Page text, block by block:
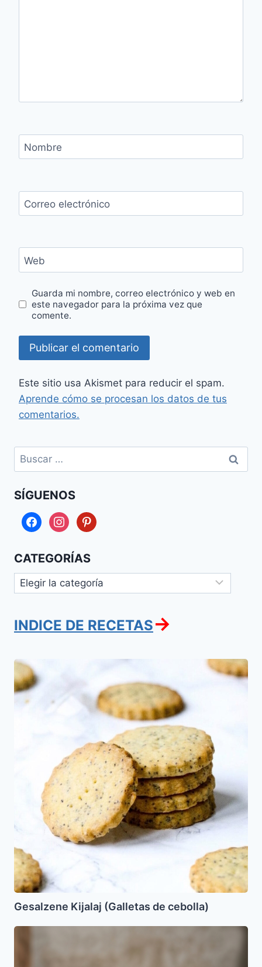
Nombre
Correo electrónico
Web
Guarda mi nombre, correo electrónico y web en
este navegador para la próxima vez que
comente.
Este sitio usa Akismet para reducir el spam.
Aprende cómo se procesan los datos de tus
comentarios.
Buscar:
SÍGUENOS
facebookinstagrampinterest
CATEGORÍAS
Categorías
INDICE DE RECETAS→
Gesalzene
Kijalaj
(Galletas
Gesalzene Kijalaj (Galletas de cebolla)
Pastel